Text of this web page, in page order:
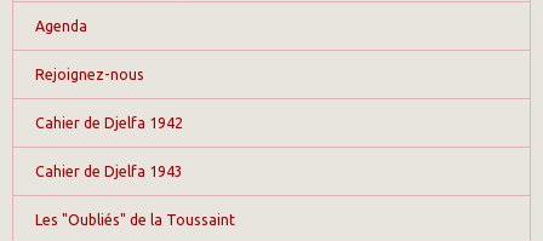
Agenda
Rejoignez-nous
Cahier de Djelfa 1942
Cahier de Djelfa 1943
Les "Oubliés" de la Toussaint